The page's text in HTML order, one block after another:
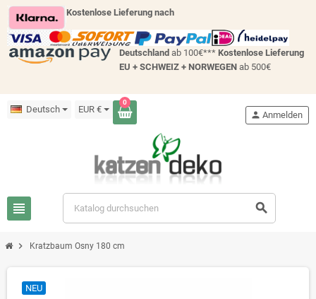
Kostenlose Lieferung nach
Deutschland ab 100€*** Kostenlose Lieferung
EU + SCHWEIZ + NORWEGEN ab 500€
Deutsch EUR €
0
view_headline search
person Anmelden
chevron_right Kratzbaum Osny 180 cm
NEU